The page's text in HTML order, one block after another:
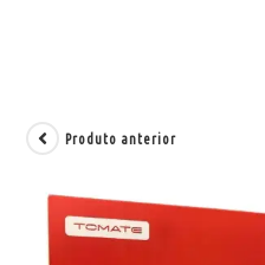
Produto anterior